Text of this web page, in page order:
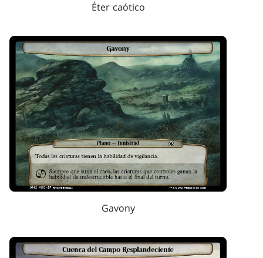
Éter caótico
Gavony